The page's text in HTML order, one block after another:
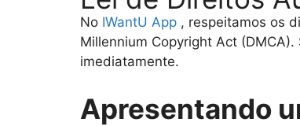
No IWantU App , respeitamos os
Millennium Copyright Act
imediatamente.
Apresentando